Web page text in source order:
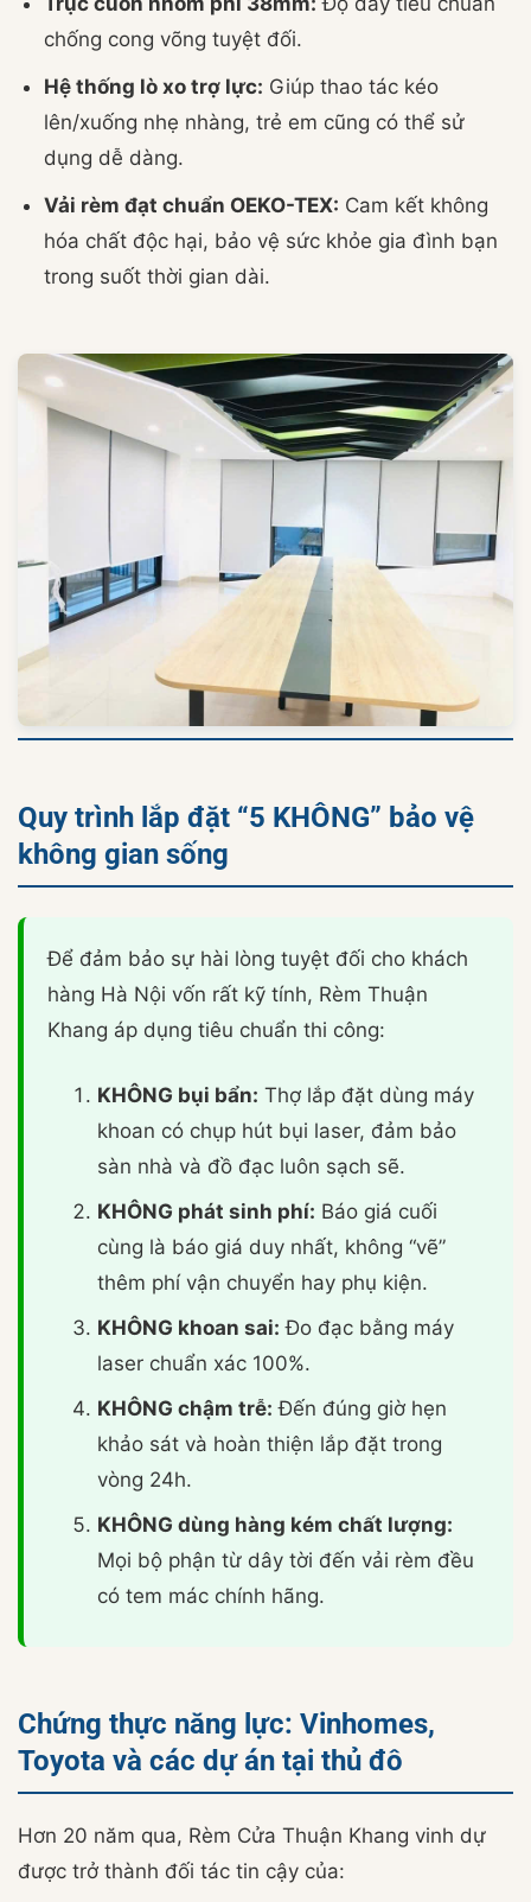
chống cong võng tuyệt đối.
Hệ thống lò xo trợ lực: Giúp thao tác kéo
lên/xuống nhẹ nhàng, trẻ em cũng có thể sử
dụng dễ dàng.
Vải rèm đạt chuẩn OEKO-TEX: Cam kết không
hóa chất độc hại, bảo vệ sức khỏe gia đình bạn
trong suốt thời gian dài.
Quy trình lắp đặt “5 KHÔNG” bảo vệ
không gian sống
Để đảm bảo sự hài lòng tuyệt đối cho khách
hàng Hà Nội vốn rất kỹ tính, Rèm Thuận
Khang áp dụng tiêu chuẩn thi công:
KHÔNG bụi bẩn: Thợ lắp đặt dùng máy
khoan có chụp hút bụi laser, đảm bảo
sàn nhà và đồ đạc luôn sạch sẽ.
KHÔNG phát sinh phí: Báo giá cuối
cùng là báo giá duy nhất, không “vẽ”
thêm phí vận chuyển hay phụ kiện.
KHÔNG khoan sai: Đo đạc bằng máy
laser chuẩn xác 100%.
KHÔNG chậm trễ: Đến đúng giờ hẹn
khảo sát và hoàn thiện lắp đặt trong
vòng 24h.
KHÔNG dùng hàng kém chất lượng:
Mọi bộ phận từ dây tời đến vải rèm đều
có tem mác chính hãng.
Chứng thực năng lực: Vinhomes,
Toyota và các dự án tại thủ đô
Hơn 20 năm qua, Rèm Cửa Thuận Khang vinh dự
được trở thành đối tác tin cậy của: